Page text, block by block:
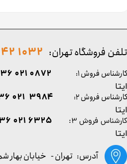
کارشناس فروش ۳: ۶۳۲۵ ۰۲۱ ۰۹۳۶
ایتا
آدرس: تهران - خیابان بهار
تلفن فروشگاه تهران: 1032 2842 - 021
کارشناس فروش ۱: 0872 021 0936
ایتا
کارشناس فروش ۲:
۳۹۸۴ ۰۲۱ ۰۹۳۶
ایتا